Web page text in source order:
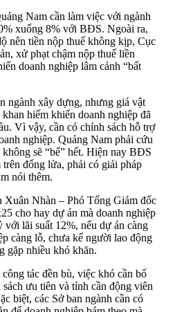
Nam cần làm việc với ngành
xuống 8% với BĐS. Ngoài ra,
nên tiền nộp thuế không kịp, Cục
xử phạt chậm nộp thuế liền
doanh nghiệp lâm cảnh “bất
ngành xây dựng, nhưng giá vật
hiếm khiến doanh nghiệp đã
Vì vậy, cần có chính sách hỗ trợ
nghiệp. Quảng Nam phải cứu
sẽ “bể” hết. Hiện nay BĐS
đống lửa, phải có giải pháp
nói thêm.
Nhàn – Phó Tổng Giám đốc
cho hay dự án mà doanh nghiệp
với lãi suất 12%, nếu dự án càng
càng lỗ, chưa kể người lao động
gặp nhiều khó khăn.
tác đền bù, việc khó cần bố
ưu tiên và tỉnh cần động viên
biệt, các Sở ban ngành cần có